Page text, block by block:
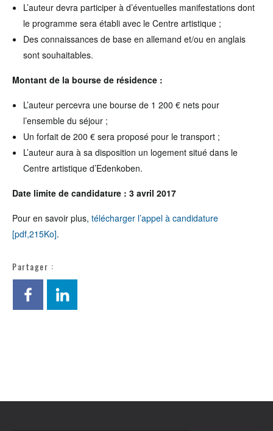
L’auteur devra participer à d’éventuelles manifestations dont
le programme sera établi avec le Centre artistique ;
Des connaissances de base en allemand et/ou en anglais
sont souhaitables.
Montant de la bourse de résidence :
L’auteur percevra une bourse de 1 200 € nets pour
l’ensemble du séjour ;
Un forfait de 200 € sera proposé pour le transport ;
L’auteur aura à sa disposition un logement situé dans le
Centre artistique d’Edenkoben.
Date limite de candidature : 3 avril 2017
Pour en savoir plus, télécharger l’appel à candidature
[pdf,215Ko].
Partager :